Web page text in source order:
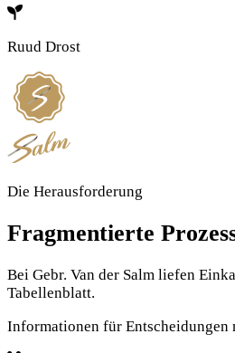
Ruud Drost
Die Herausforderung
Fragmentierte
Bei Gebr. Van der Salm liefen
Tabellenblatt.
Informationen für Entscheidungen